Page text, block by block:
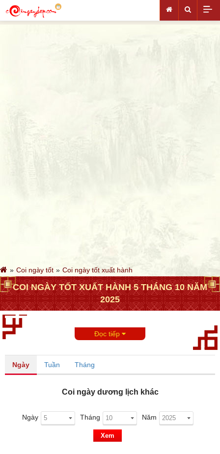
Coi ngày tốt Coi ngày tốt xuất hành
COI NGÀY TỐT XUẤT HÀNH 5 THÁNG 10 NĂM
2025
Đọc tiếp
Ngày Tuần Tháng
Coi ngày dương lịch khác
Ngày Tháng Năm
Xem